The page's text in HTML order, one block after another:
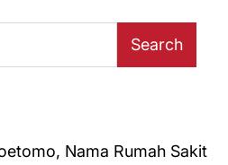
Search
Nama Rumah Sakit